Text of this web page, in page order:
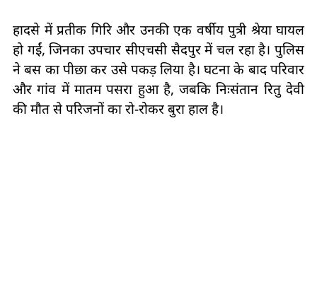
हादसे में प्रतीक गिरि और उनकी एक वर्षीय पुत्री श्रेया घायल
हो गईं, जिनका उपचार सीएचसी सैदपुर में चल रहा है। पुलिस
ने बस का पीछा कर उसे पकड़ लिया है। घटना के बाद परिवार
और गांव में मातम पसरा हुआ है, जबकि निःसंतान रितु देवी
की मौत से परिजनों का रो-रोकर बुरा हाल है।